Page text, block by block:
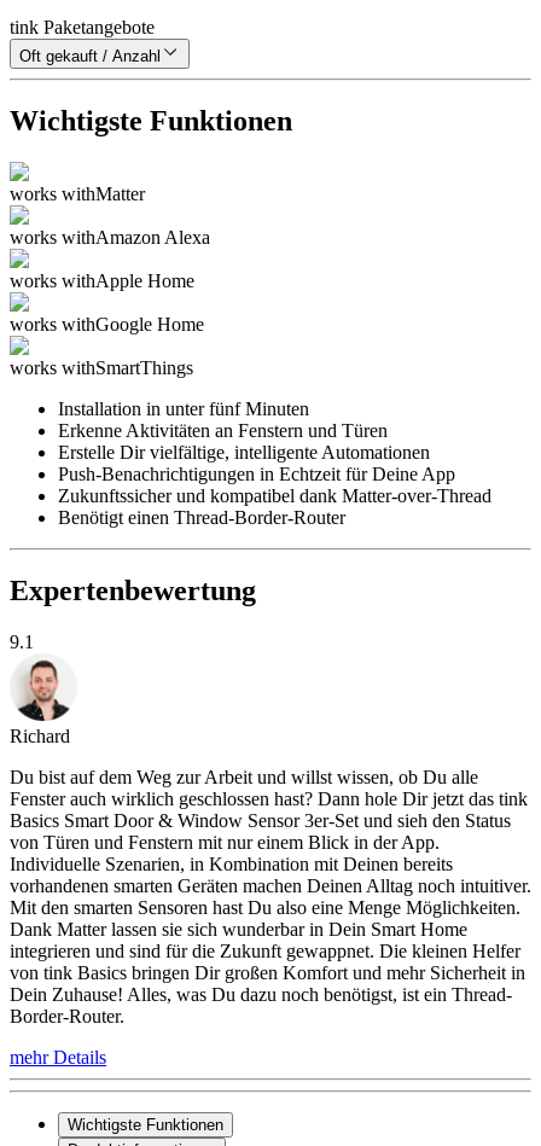
tink Paketangebote
Oft gekauft / Anzahl
Wichtigste Funktionen
works withMatter
works withAmazon Alexa
works withApple Home
works withGoogle Home
works withSmartThings
Installation in unter fünf Minuten
Erkenne Aktivitäten an Fenstern und Türen
Erstelle Dir vielfältige, intelligente Automationen
Push-Benachrichtigungen in Echtzeit für Deine App
Zukunftssicher und kompatibel dank Matter-over-Thread
Benötigt einen Thread-Border-Router
Expertenbewertung
9.1
Richard
Du bist auf dem Weg zur Arbeit und willst wissen, ob Du alle
Fenster auch wirklich geschlossen hast? Dann hole Dir jetzt das tink
Basics Smart Door & Window Sensor 3er-Set und sieh den Status
von Türen und Fenstern mit nur einem Blick in der App.
Individuelle Szenarien, in Kombination mit Deinen bereits
vorhandenen smarten Geräten machen Deinen Alltag noch intuitiver.
Mit den smarten Sensoren hast Du also eine Menge Möglichkeiten.
Dank Matter lassen sie sich wunderbar in Dein Smart Home
integrieren und sind für die Zukunft gewappnet. Die kleinen Helfer
von tink Basics bringen Dir großen Komfort und mehr Sicherheit in
Dein Zuhause! Alles, was Du dazu noch benötigst, ist ein Thread-
Border-Router.
mehr Details
Wichtigste Funktionen